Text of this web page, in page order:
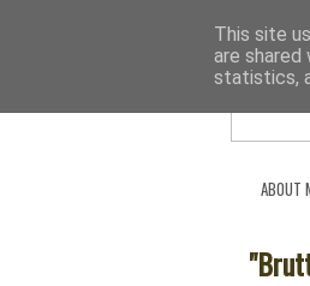
ABOUT
This site
are
statistics,